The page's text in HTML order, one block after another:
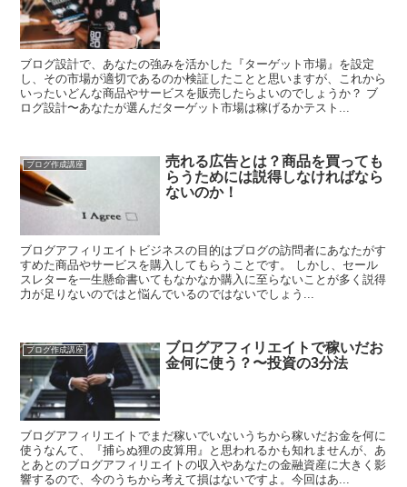
ブログ設計で、あなたの強みを活かした『ターゲット市場』を設定
し、その市場が適切であるのか検証したことと思いますが、これから
いったいどんな商品やサービスを販売したらよいのでしょうか？ ブ
ログ設計〜あなたが選んだターゲット市場は稼げるかテスト...
ブログ作成講座
売れる広告とは？商品を買っても
らうためには説得しなければなら
ないのか！
ブログアフィリエイトビジネスの目的はブログの訪問者にあなたがす
すめた商品やサービスを購入してもらうことです。 しかし、セール
スレターを一生懸命書いてもなかなか購入に至らないことが多く説得
力が足りないのではと悩んでいるのではないでしょう...
ブログ作成講座
ブログアフィリエイトで稼いだお
金何に使う？〜投資の3分法
ブログアフィリエイトでまだ稼いでいないうちから稼いだお金を何に
使うなんて、『捕らぬ狸の皮算用』と思われるかも知れませんが、あ
とあとのブログアフィリエイトの収入やあなたの金融資産に大きく影
響するので、今のうちから考えて損はないですよ。今回はあ...